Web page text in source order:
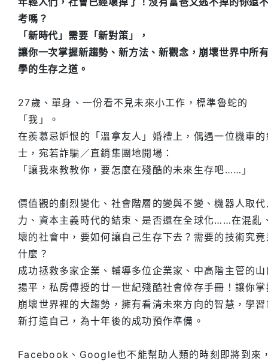
考嗎？
「新時代」需要「新對策」，
讓你一次掌握新趨勢、新方法、新觀念，崩壞世界中所
學的生存之道。
27歲、單身、一份看不見未來小工作，標準魯蛇的
「我」。
在羨慕忌妒恨的「溫拿友人」婚禮上，偶遇一位機車
士，宛若詐騙／直銷集團地開場：
「讓我來教教你，要怎麼在殘酷的未來生存吧……」
價值觀的劇烈變化、社會階層的變與不變、機器人取
力、資本主義時代的結束、是否還在全球化……在混亂
壞的社會中，要如何讓自己生存下去？需要的技術究
什麼？
成功拯救多家企業、輔導多位企業家、中高階主管的
揚平，私房傳授的廿一世紀殘酷社會倖存手冊！讓你
崩壞世界裡的大趨勢，擁有看清未來方向的智慧，學
新打造自己，為十年後的成功預作準備。
Facebook、Google也不能幫助人類的時刻即將到來